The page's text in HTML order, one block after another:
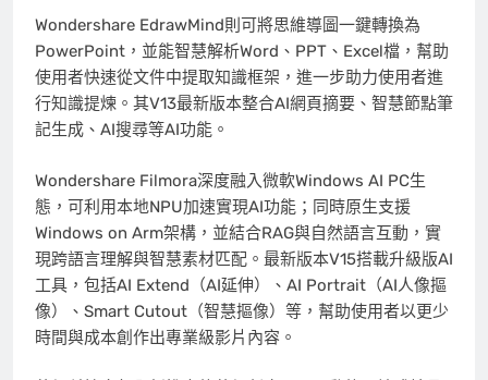
Wondershare EdrawMind則可將思維導圖一鍵轉換為
PowerPoint，並能智慧解析Word、PPT、Excel檔，幫助
使用者快速從文件中提取知識框架，進一步助力使用者進
行知識提煉。其V13最新版本整合AI網頁摘要、智慧節點筆
記生成、AI搜尋等AI功能。
Wondershare Filmora深度融入微軟Windows AI PC生
態，可利用本地NPU加速實現AI功能；同時原生支援
Windows on Arm架構，並結合RAG與自然語言互動，實
現跨語言理解與智慧素材匹配。最新版本V15搭載升級版AI
工具，包括AI Extend（AI延伸）、AI Portrait（AI人像摳
像）、Smart Cutout（智慧摳像）等，幫助使用者以更少
時間與成本創作出專業級影片內容。